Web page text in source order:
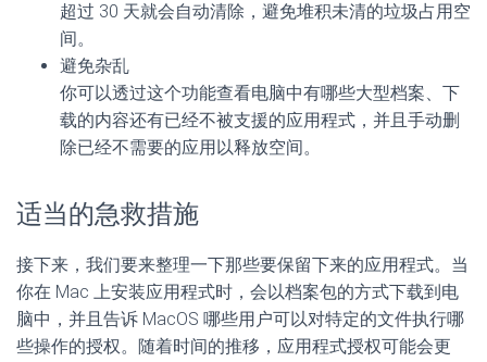
超过 30 天就会自动清除，避免堆积未清的垃圾占用空
间。
避免杂乱
你可以透过这个功能查看电脑中有哪些大型档案、下
载的内容还有已经不被支援的应用程式，并且手动删
除已经不需要的应用以释放空间。
适当的急救措施
接下来，我们要来整理一下那些要保留下来的应用程式。当
你在 Mac 上安装应用程式时，会以档案包的方式下载到电
脑中，并且告诉 MacOS 哪些用户可以对特定的文件执行哪
些操作的授权。随着时间的推移，应用程式授权可能会更